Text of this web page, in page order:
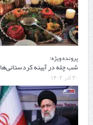
پرونده ویژه؛
شب چله در آیینه کردستانی‌ها
۳۰ آذر ۱۴۰۲